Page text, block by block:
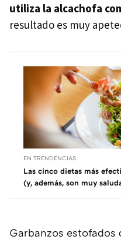
utiliza la alcachofa
resultado es muy
EN TRENDENCIAS
Las cinco dietas más
(y, además, son muy
Garbanzos estofados